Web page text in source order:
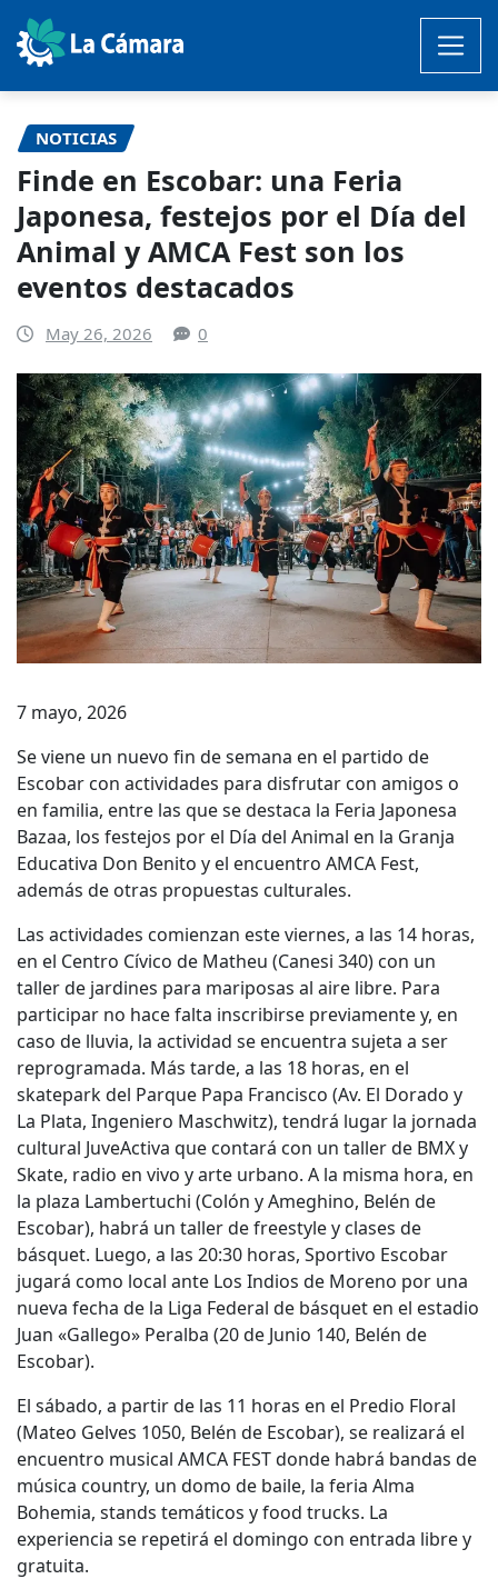
Saltar
contenido
NOTICIAS
Finde en Escobar: una Feria
Japonesa, festejos por el Día del
Animal y AMCA Fest son los
eventos destacados
May 26, 2026 0
7 mayo, 2026
Se viene un nuevo fin de semana en el partido de
Escobar con actividades para disfrutar con amigos o
en familia, entre las que se destaca la Feria Japonesa
Bazaa, los festejos por el Día del Animal en la Granja
Educativa Don Benito y el encuentro AMCA Fest,
además de otras propuestas culturales.
Las actividades comienzan este viernes, a las 14 horas,
en el Centro Cívico de Matheu (Canesi 340) con un
taller de jardines para mariposas al aire libre. Para
participar no hace falta inscribirse previamente y, en
caso de lluvia, la actividad se encuentra sujeta a ser
reprogramada. Más tarde, a las 18 horas, en el
skatepark del Parque Papa Francisco (Av. El Dorado y
La Plata, Ingeniero Maschwitz), tendrá lugar la jornada
cultural JuveActiva que contará con un taller de BMX y
Skate, radio en vivo y arte urbano. A la misma hora, en
la plaza Lambertuchi (Colón y Ameghino, Belén de
Escobar), habrá un taller de freestyle y clases de
básquet. Luego, a las 20:30 horas, Sportivo Escobar
jugará como local ante Los Indios de Moreno por una
nueva fecha de la Liga Federal de básquet en el estadio
Juan «Gallego» Peralba (20 de Junio 140, Belén de
Escobar).
El sábado, a partir de las 11 horas en el Predio Floral
(Mateo Gelves 1050, Belén de Escobar), se realizará el
encuentro musical AMCA FEST donde habrá bandas de
música country, un domo de baile, la feria Alma
Bohemia, stands temáticos y food trucks. La
experiencia se repetirá el domingo con entrada libre y
gratuita.